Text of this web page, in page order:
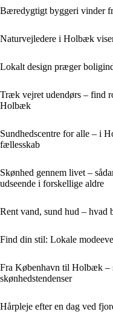
Bæredygtigt byggeri vinder
Naturvejledere i Holbæk
Lokalt design præger
Træk vejret udendørs – find
Holbæk
Sundhedscentre for alle – i
fællesskab
Skønhed gennem livet –
udseende i forskellige aldre
Rent vand, sund hud –
Find din stil: Lokale
Fra København til Holbæk –
skønhedstendenser
Hårpleje efter en dag ved